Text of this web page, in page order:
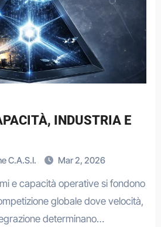
INDUSTRIA E
C.A.S.I. Mar 2, 2026
e capacità operative si fondono
globale dove velocità,
determinano…